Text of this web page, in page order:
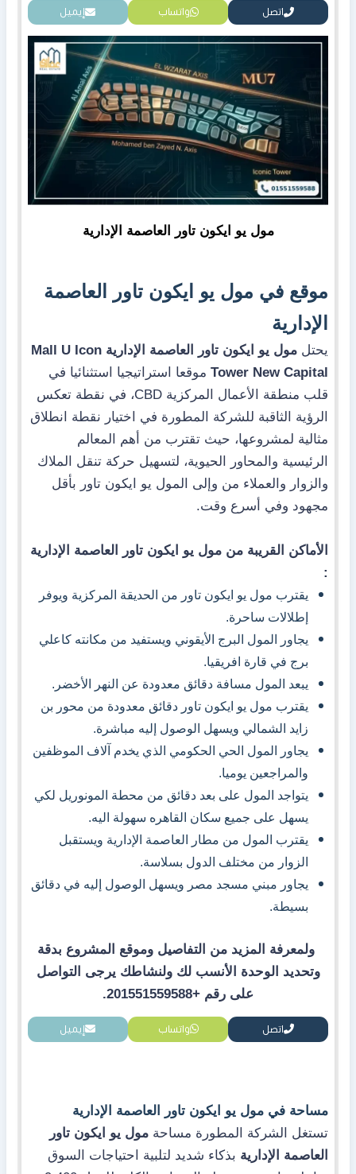
اتصل واتساب إيميل
مول يو ايكون تاور العاصمة الإدارية
موقع في مول يو ايكون تاور العاصمة
الإدارية
يحتل مول يو ايكون تاور العاصمة الإدارية Mall U Icon
Tower New Capitalموقعا استراتيجيا استثنائيا في
قلب منطقة الأعمال المركزية CBD، في نقطة تعكس
الرؤية الثاقبة للشركة المطورة في اختيار نقطة انطلاق
مثالية لمشروعها، حيث تقترب من أهم المعالم
الرئيسية والمحاور الحيوية، لتسهيل حركة تنقل الملاك
والزوار والعملاء من وإلى المول يو ايكون تاور بأقل
مجهود وفي أسرع وقت.
الأماكن القريبة من مول يو ايكون تاور العاصمة الإدارية
:
يقترب مول يو ايكون تاور من الحديقة المركزية ويوفر
إطلالات ساحرة.
يجاور المول البرج الأيقوني ويستفيد من مكانته كاعلي
برج في قارة افريقيا.
يبعد المول مسافة دقائق معدودة عن النهر الأخضر.
يقترب مول يو ايكون تاور دقائق معدودة من محور بن
زايد الشمالي ويسهل الوصول إليه مباشرة.
يجاور المول الحي الحكومي الذي يخدم آلاف الموظفين
والمراجعين يوميا.
يتواجد المول على بعد دقائق من محطة المونوريل لكي
يسهل على جميع سكان القاهره سهولة اليه.
يقترب المول من مطار العاصمة الإدارية ويستقبل
الزوار من مختلف الدول بسلاسة.
يجاور مبني مسجد مصر ويسهل الوصول إليه في دقائق
بسيطة.
ولمعرفة المزيد من التفاصيل وموقع المشروع بدقة
وتحديد الوحدة الأنسب لك ولنشاطك يرجى التواصل
على رقم +201551559588.
اتصل واتساب إيميل
مساحة في مول يو ايكون تاور العاصمة الإدارية
تستغل الشركة المطورة مساحة مول يو ايكون تاور
العاصمة الإدارية بذكاء شديد لتلبية احتياجات السوق